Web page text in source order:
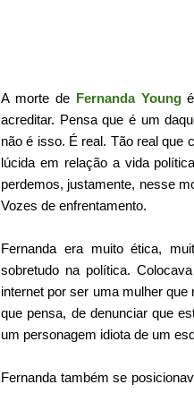
A morte de Fernanda Youngé
acreditar. Pensa que é um
não é isso. É real. Tão real que
lúcida em relação a vida
perdemos, justamente, nesse
Vozes de enfrentamento.
Fernanda era muito ética,
sobretudo na política.
internet por ser uma mulher
que pensa, de denunciar que
um personagem idiota de um
Fernanda também se